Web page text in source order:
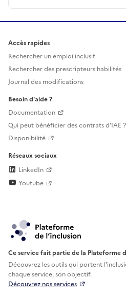
Accès rapides
Rechercher un emploi inclusif
Rechercher des prescripteurs habilités
Journal des modifications
Besoin d'aide ?
Documentation
Qui peut bénéficier des contrats d'IAE ?
Disponibilité
Réseaux sociaux
LinkedIn
Youtube
Ce service fait partie de la Plateforme
Découvrez les outils qui portent
chaque service, son objectif.
Découvrez nos services